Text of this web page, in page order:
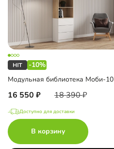
-10%
Модульная библиотека Моби-10
16 550 18 390
Доступно для доставки
В корзину